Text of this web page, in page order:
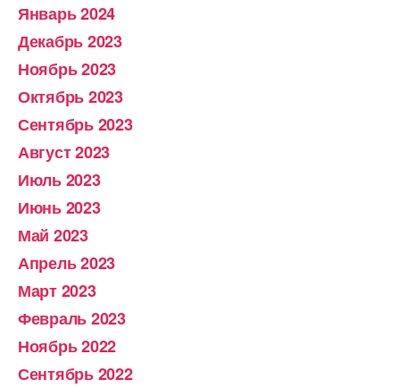
Январь 2024
Декабрь 2023
Ноябрь 2023
Октябрь 2023
Сентябрь 2023
Август 2023
Июль 2023
Июнь 2023
Май 2023
Апрель 2023
Март 2023
Февраль 2023
Ноябрь 2022
Сентябрь 2022